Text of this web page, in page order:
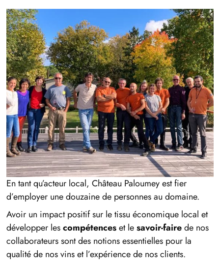
En tant qu’acteur local, Château Paloumey est fier
d’employer une douzaine de personnes au domaine.
Avoir un impact positif sur le tissu économique local et
développer lescompétenceset lesavoir-fairede nos
collaborateurs sont des notions essentielles pour la
qualité de nos vins et l’expérience de nos clients.